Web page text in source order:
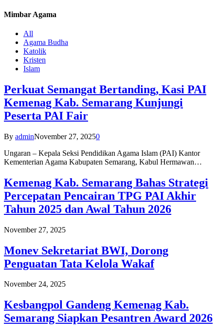
Mimbar Agama
All
Agama Budha
Katolik
Kristen
Islam
Perkuat Semangat Bertanding, Kasi PAI
Kemenag Kab. Semarang Kunjungi
Peserta PAI Fair
By adminNovember 27, 20250
Ungaran – Kepala Seksi Pendidikan Agama Islam (PAI) Kantor
Kementerian Agama Kabupaten Semarang, Kabul Hermawan…
Kemenag Kab. Semarang Bahas Strategi
Percepatan Pencairan TPG PAI Akhir
Tahun 2025 dan Awal Tahun 2026
November 27, 2025
Monev Sekretariat BWI, Dorong
Penguatan Tata Kelola Wakaf
November 24, 2025
Kesbangpol Gandeng Kemenag Kab.
Semarang Siapkan Pesantren Award 2026